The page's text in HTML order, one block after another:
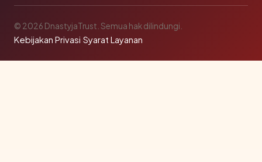
© 2026 DnastyjaTrust. Semua hak dilindungi.
Kebijakan Privasi·Syarat Layanan